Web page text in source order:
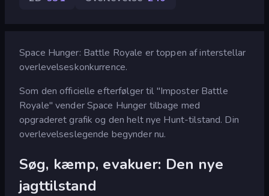
Space Hunger: Battle Royale er toppen af interstellar
overlevelseskonkurrence.
Som den officielle efterfølger til "Imposter Battle
Royale" vender Space Hunger tilbage med
opgraderet grafik og den helt nye Hunt-tilstand. Din
overlevelseslegende begynder nu.
Søg, kæmp, evakuer: Den nye
jagttilstand